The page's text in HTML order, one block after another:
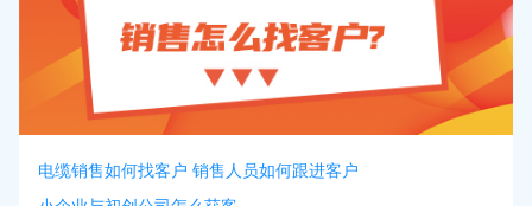
电缆销售如何找客户 销售人员如何跟进客户